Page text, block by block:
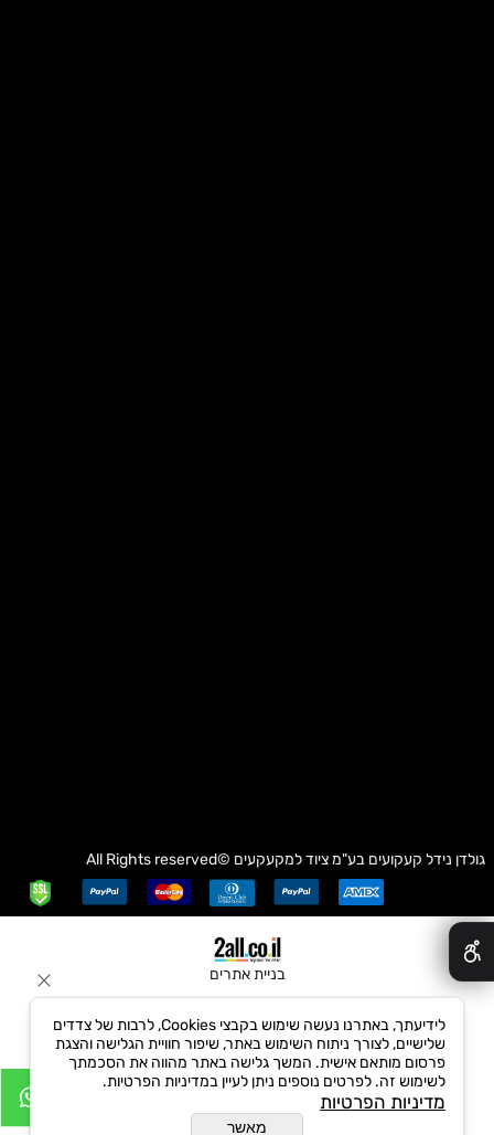
גולדן נידל קעקועים בע"מציוד למקעקעים ©All Rights reserved
בניית אתרים
לידיעתך, באתרנו נעשה שימוש בקבצי Cookies, לרבות של צדדים
שלישיים, לצורך ניתוח השימוש באתר, שיפור חוויית הגלישה והצגת
פרסום מותאם אישית. המשך גלישה באתר מהווה את הסכמתך
לשימוש זה. לפרטים נוספים ניתן לעיין במדיניות הפרטיות.
מדיניות הפרטיות
מאשר